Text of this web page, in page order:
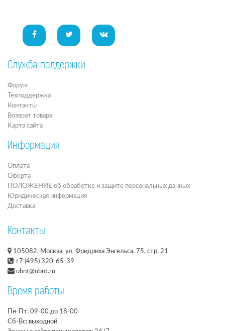
Служба поддержки
Форум
Техподдержка
Контакты
Возврат товара
Карта сайта
Информация
Оплата
Оферта
ПОЛОЖЕНИЕ об обработке и защите персональных данных
Юридическая информация
Доставка
Контакты
105082, Москва, ул. Фридриха Энгельса, 75, стр. 21
+7 (495) 320-65-39
ubnt@ubnt.ru
Время работы
Пн-Пт: 09-00 до 18-00
Сб-Вс: выходной